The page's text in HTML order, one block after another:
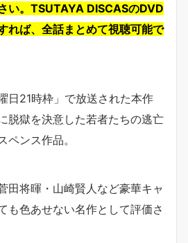
い。TSUTAYA DISCASのDVD
れば、全話まとめて視聴可能で
日21時枠」で放送された本作
脱獄を決意した若者たちの逃亡
ペンス作品。
田将暉・山崎賢人など豪華キャ
も色あせない名作として評価さ